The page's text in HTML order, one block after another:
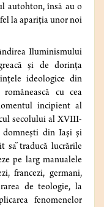
autohton, însă au o
la apariția unor noi
Iluminismului
și de dorința
ideologice din
cu cea
incipient al
secolului al XVIII-
domnești din Iași și
satraducă lucrările
pe larg manualele
francezi, germani,
de teologie, la
fenomenelor